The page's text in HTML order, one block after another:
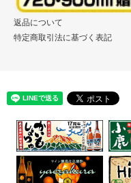
返品について
特定商取引法に基づく表記